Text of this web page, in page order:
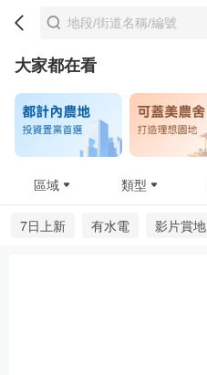
大家都在看
區域 類型
7日上新 有水電 影片賞地